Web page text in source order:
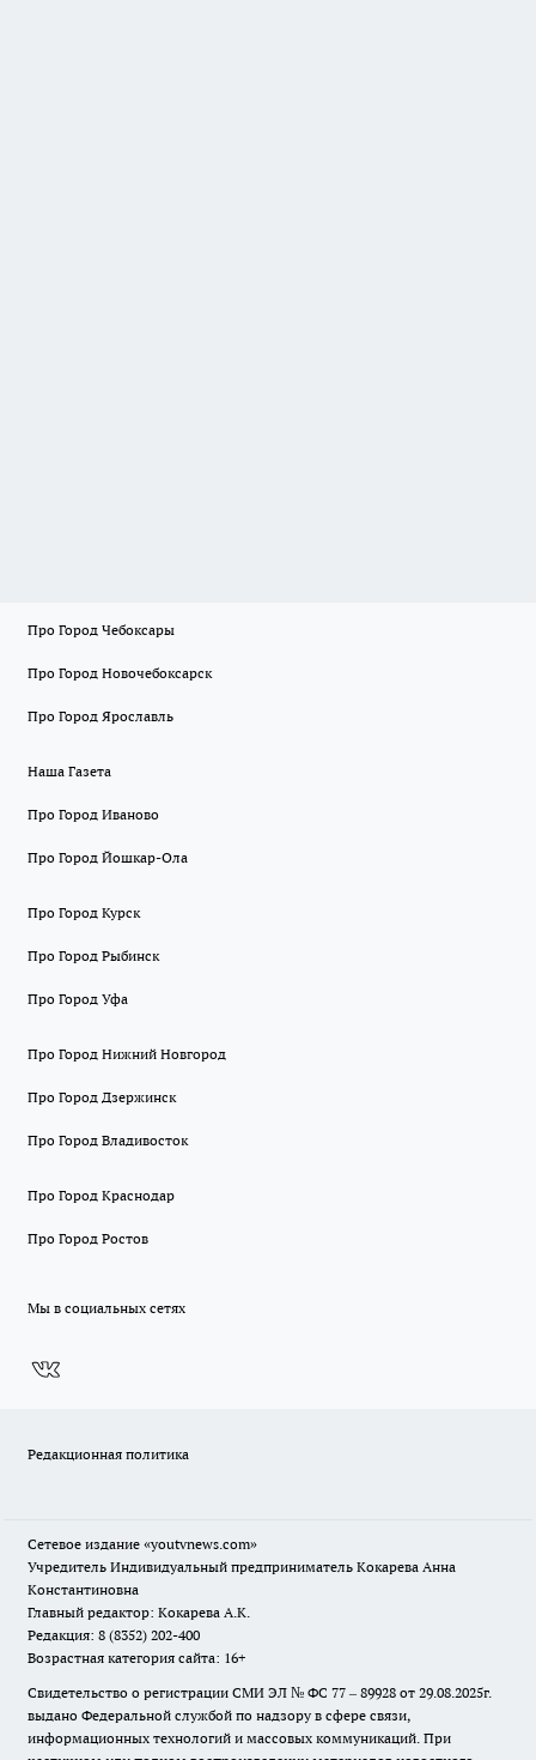
Про Город Чебоксары
Про Город Новочебоксарск
Про Город Ярославль
Наша Газета
Про Город Иваново
Про Город Йошкар-Ола
Про Город Курск
Про Город Рыбинск
Про Город Уфа
Про Город Нижний Новгород
Про Город Дзержинск
Про Город Владивосток
Про Город Краснодар
Про Город Ростов
Мы в социальных сетях
Редакционная политика
Сетевое издание «youtvnews.com»
Учредитель Индивидуальный предприниматель Кокарева Анна
Константиновна
Главный редактор: Кокарева А.К.
Редакция: 8 (8352) 202-400
Возрастная категория сайта: 16+
Свидетельство о регистрации СМИ ЭЛ № ФС 77 – 89928 от 29.08.2025г.
выдано Федеральной службой по надзору в сфере связи,
информационных технологий и массовых коммуникаций. При